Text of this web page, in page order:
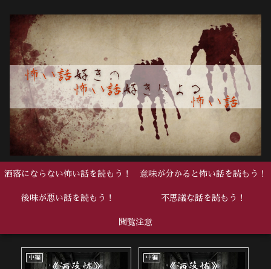
洒落にならない怖い話を読もう！ 意味が分かると怖い話を読もう！
後味が悪い話を読もう！ 不思議な話を読もう！
閲覧注意
中編 中編